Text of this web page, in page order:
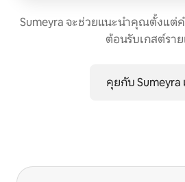
Sumeyra จะช่วยแนะนำคุณตั้งแต่
ต้อนรับเกสต์รา
คุยกับ Sumeyra